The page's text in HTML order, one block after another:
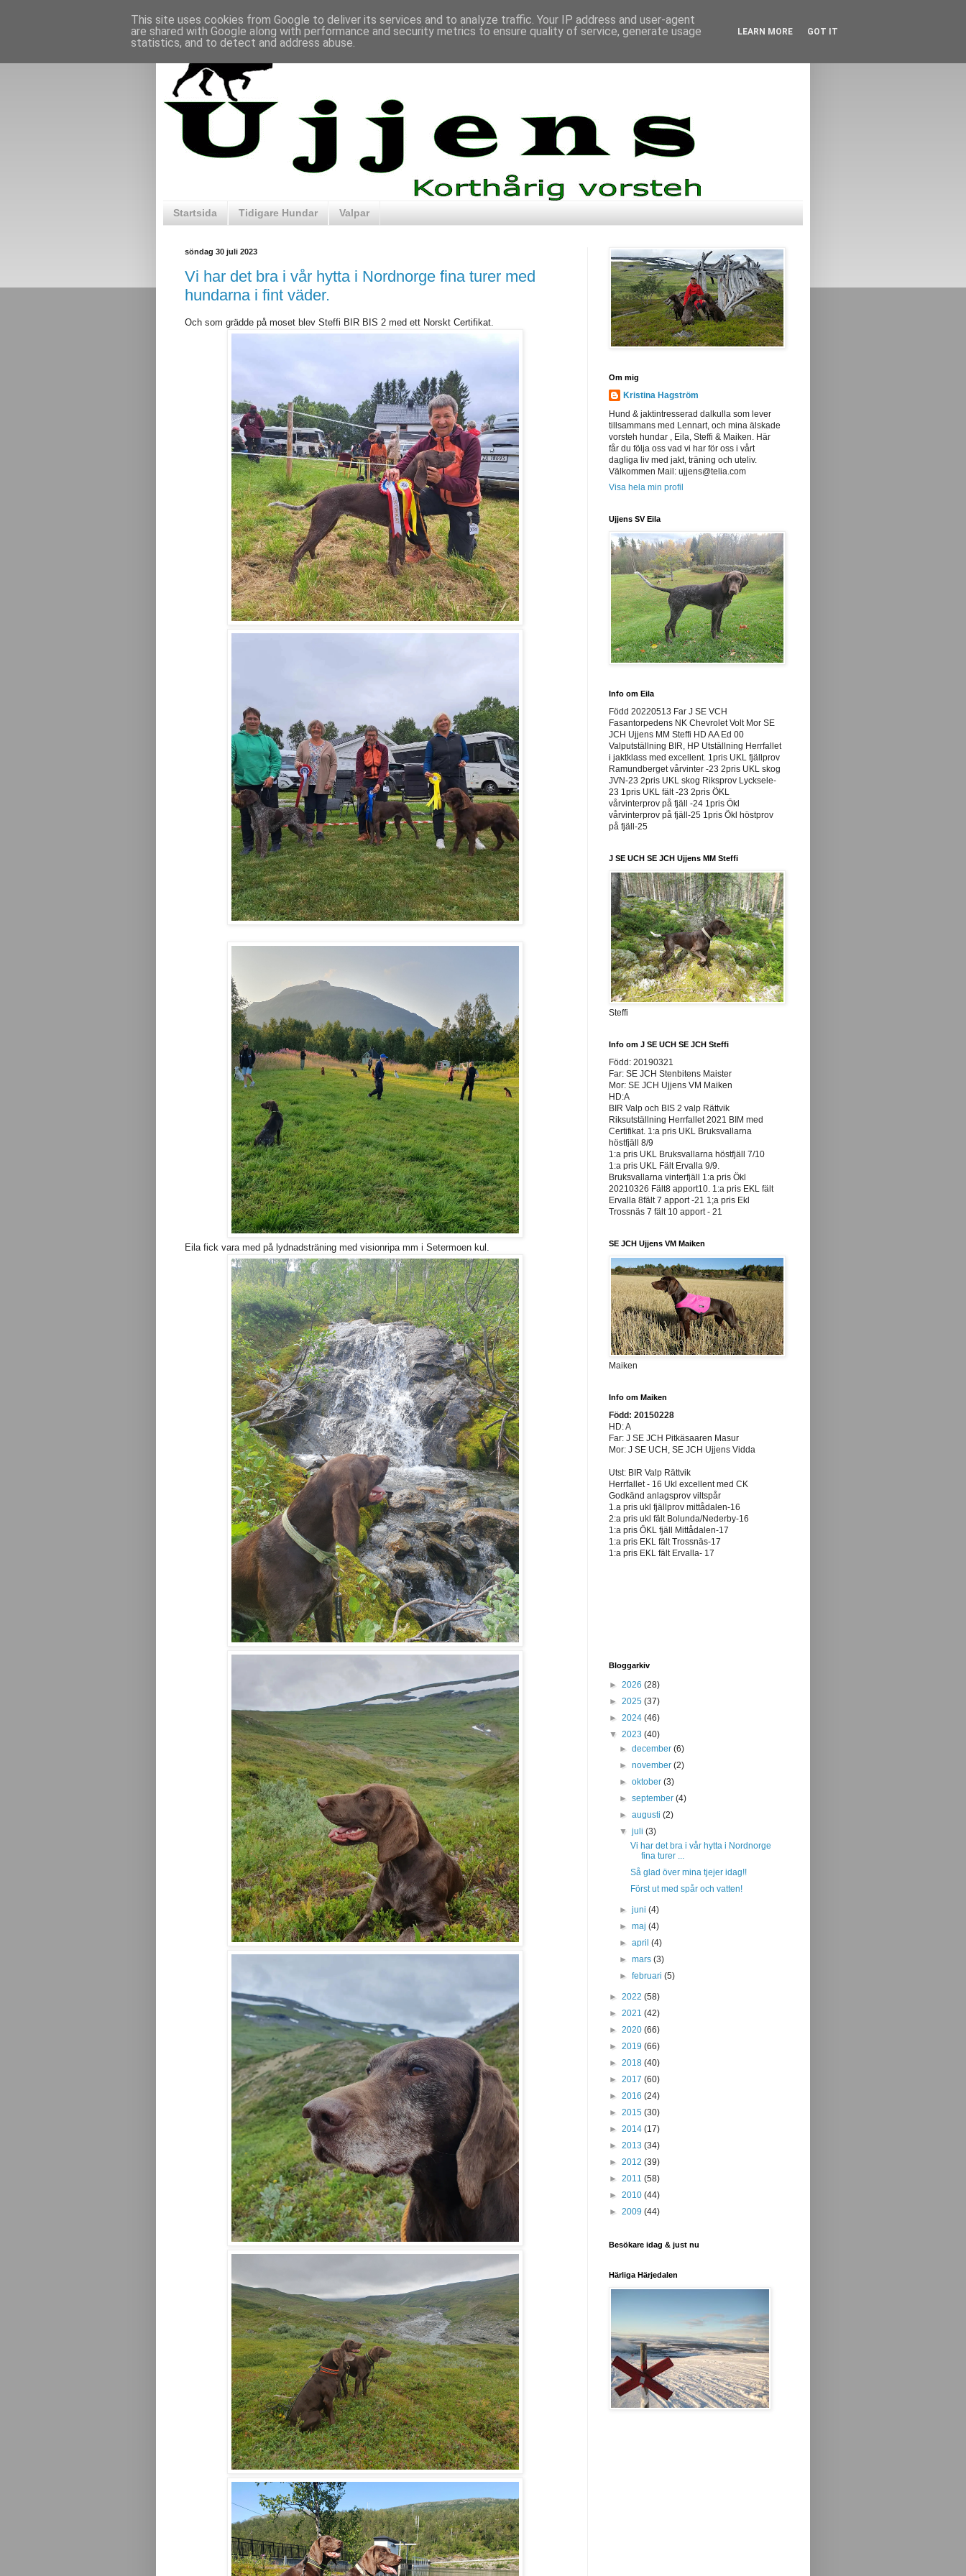
Startsida Tidigare Hundar Valpar
söndag 30 juli 2023
Vi har det bra i vår hytta i Nordnorge fina turer med
hundarna i fint väder.
Och som grädde på moset blev Steffi BIR BIS 2 med ett Norskt Certifikat.
Eila fick vara med på lydnadsträning med visionripa mm i Setermoen kul.
Om mig
Kristina Hagström
Hund & jaktintresserad dalkulla som lever
tillsammans med Lennart, och mina älskade
vorsteh hundar , Eila, Steffi & Maiken. Här
får du följa oss vad vi har för oss i vårt
dagliga liv med jakt, träning och uteliv.
Välkommen Mail: ujjens@telia.com
Visa hela min profil
Ujjens SV Eila
Info om Eila
Född 20220513 Far J SE VCH
Fasantorpedens NK Chevrolet Volt Mor SE
JCH Ujjens MM Steffi HD AA Ed 00
Valputställning BIR, HP Utställning Herrfallet
i jaktklass med excellent. 1pris UKL fjällprov
Ramundberget vårvinter -23 2pris UKL skog
JVN-23 2pris UKL skog Riksprov Lycksele-
23 1pris UKL fält -23 2pris ÖKL
vårvinterprov på fjäll -24 1pris Ökl
vårvinterprov på fjäll-25 1pris Ökl höstprov
på fjäll-25
J SE UCH SE JCH Ujjens MM Steffi
Steffi
Info om J SE UCH SE JCH Steffi
Född: 20190321
Far: SE JCH Stenbitens Maister
Mor: SE JCH Ujjens VM Maiken
HD:A
BIR Valp och BIS 2 valp Rättvik
Riksutställning Herrfallet 2021 BIM med
Certifikat. 1:a pris UKL Bruksvallarna
höstfjäll 8/9
1:a pris UKL Bruksvallarna höstfjäll 7/10
1:a pris UKL Fält Ervalla 9/9.
Bruksvallarna vinterfjäll 1:a pris Ökl
20210326 Fält8 apport10. 1:a pris EKL fält
Ervalla 8fält 7 apport -21 1;a pris Ekl
Trossnäs 7 fält 10 apport - 21
SE JCH Ujjens VM Maiken
Maiken
Info om Maiken
Född: 20150228
HD: A
Far: J SE JCH Pitkäsaaren Masur
Mor: J SE UCH, SE JCH Ujjens Vidda
Utst: BIR Valp Rättvik
Herrfallet - 16 Ukl excellent med CK
Godkänd anlagsprov viltspår
1.a pris ukl fjällprov mittådalen-16
2:a pris ukl fält Bolunda/Nederby-16
1:a pris ÖKL fjäll Mittådalen-17
1:a pris EKL fält Trossnäs-17
1:a pris EKL fält Ervalla- 17
Bloggarkiv
► 2026 (28)
► 2025 (37)
► 2024 (46)
▼ 2023 (40)
►december(6)
►november(2)
►oktober(3)
►september(4)
►augusti(2)
▼juli(3)
Vi har det bra i vår hytta i Nordnorge
fina turer ...
Så glad över mina tjejer idag!!
Först ut med spår och vatten!
►juni(4)
►maj(4)
►april(4)
►mars(3)
►februari(5)
► 2022 (58)
► 2021 (42)
► 2020 (66)
► 2019 (66)
► 2018 (40)
► 2017 (60)
► 2016 (24)
► 2015 (30)
► 2014 (17)
► 2013 (34)
► 2012 (39)
► 2011 (58)
► 2010 (44)
► 2009 (44)
Besökare idag & just nu
Härliga Härjedalen
This site uses cookies from Google to deliver its services and to analyze traffic. Your IP address and user-agent
are shared with Google along with performance and security metrics to ensure quality of service, generate usage
statistics, and to detect and address abuse.
LEARN MORE GOT IT